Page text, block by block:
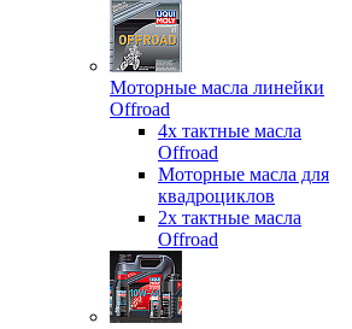
Моторные масла линейки
Offroad
4х тактные масла
Offroad
Моторные масла для
квадроциклов
2х тактные масла
Offroad